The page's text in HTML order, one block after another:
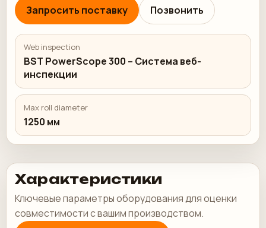
Запросить поставку Позвонить
Web inspection
BST PowerScope 300 – Система веб-
инспекции
Max roll diameter
1250 мм
Характеристики
Ключевые параметры оборудования для оценки
совместимости с вашим производством.